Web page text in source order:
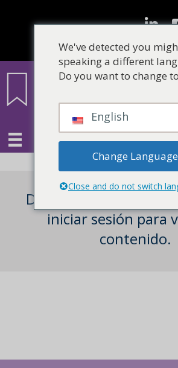
LinkedIn
Debe ser un usuario
iniciar sesión para
contenido.
We've detected you
speaking a different
Do you want to change
English
Change Language
Close and do not switch